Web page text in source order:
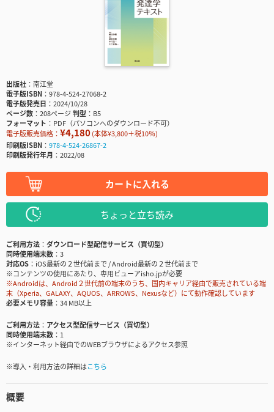
出版社
南江堂
電子版ISBN
978-4-524-27068-2
電子版発売日
2024/10/28
ページ数
208ページ判型
B5
フォーマット
PDF（パソコンへのダウンロード不可）
電子版販売価格： ¥4,180(本体¥3,800＋税10％)
印刷版ISBN
978-4-524-26867-2
印刷版発行年月
2022/08
カートに入れる
ちょっと立ち読み
ご利用方法
ダウンロード型配信サービス（買切型）
同時使用端末数
3
対応OS
iOS最新の２世代前まで / Android最新の２世代前まで
※コンテンツの使用にあたり、専用ビューアisho.jpが必要
※Androidは、Android２世代前の端末のうち、国内キャリア経由で販売されている端
末（Xperia、GALAXY、AQUOS、ARROWS、Nexusなど）にて動作確認しています
必要メモリ容量
34 MB以上
ご利用方法
アクセス型配信サービス（買切型）
同時使用端末数
1
※インターネット経由でのWEBブラウザによるアクセス参照
※導入・利用方法の詳細はこちら
概要